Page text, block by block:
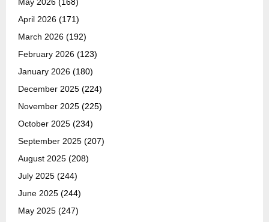
April 2026 (171)
March 2026 (192)
February 2026 (123)
January 2026 (180)
December 2025 (224)
November 2025 (225)
October 2025 (234)
September 2025 (207)
August 2025 (208)
July 2025 (244)
June 2025 (244)
May 2025 (247)